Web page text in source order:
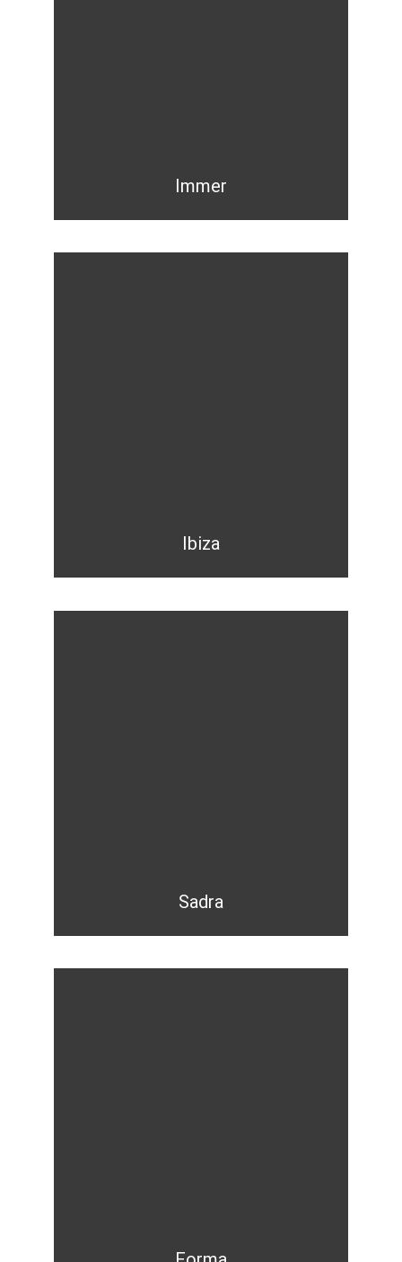
Immer
Ibiza
Sadra